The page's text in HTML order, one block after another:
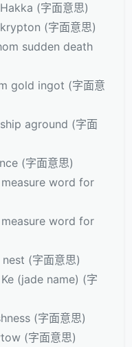
(字面意思)
(字面意思)
sudden death
gold ingot (字面意
aground (字面
(字面意思)
word for
word for
(字面意思)
(jade name) (字
(字面意思)
(字面意思)